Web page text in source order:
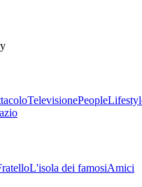
TelevisionePeople
L'isola dei famosiAmici